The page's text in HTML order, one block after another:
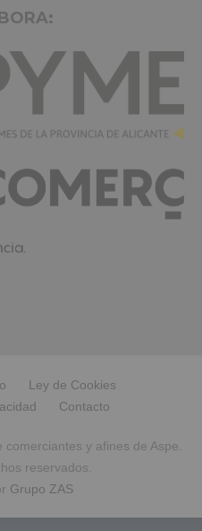
Ley de Cookies
Contacto
y afines de Aspe.
reservados.
Grupo ZAS